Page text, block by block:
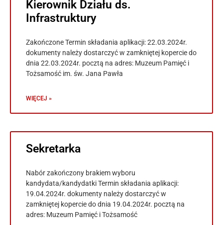
Kierownik Działu ds.
Infrastruktury
Zakończone Termin składania aplikacji: 22.03.2024r.
dokumenty należy dostarczyć w zamkniętej kopercie do
dnia 22.03.2024r. pocztą na adres: Muzeum Pamięć i
Tożsamość im. św. Jana Pawła
WIĘCEJ »
Sekretarka
Nabór zakończony brakiem wyboru
kandydata/kandydatki Termin składania aplikacji:
19.04.2024r. dokumenty należy dostarczyć w
zamkniętej kopercie do dnia 19.04.2024r. pocztą na
adres: Muzeum Pamięć i Tożsamość